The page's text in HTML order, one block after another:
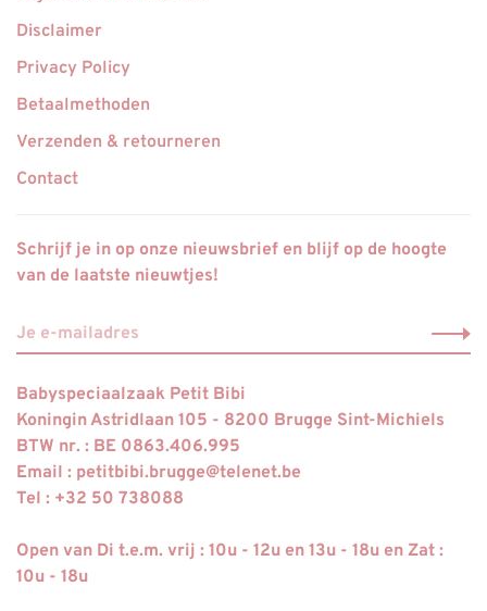
Disclaimer
Privacy Policy
Betaalmethoden
Verzenden & retourneren
Contact
Schrijf je in op onze nieuwsbrief en blijf op de hoogte
van de laatste nieuwtjes!
Babyspeciaalzaak Petit Bibi
Koningin Astridlaan 105 - 8200 Brugge Sint-Michiels
BTW nr. : BE 0863.406.995
Email : petitbibi.brugge@telenet.be
Tel : +32 50 738088
Open van Di t.e.m. vrij : 10u - 12u en 13u - 18u en Zat :
10u - 18u